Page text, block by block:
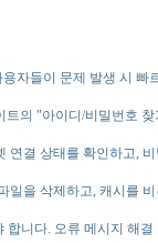
자들이 문제 발생 시 빠
의 "아이디/비밀번호
결 상태를 확인하고,
을 삭제하고, 캐시를
니다. 오류 메시지 해